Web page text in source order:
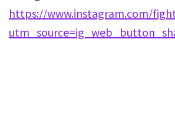
https://www.instagram.com/